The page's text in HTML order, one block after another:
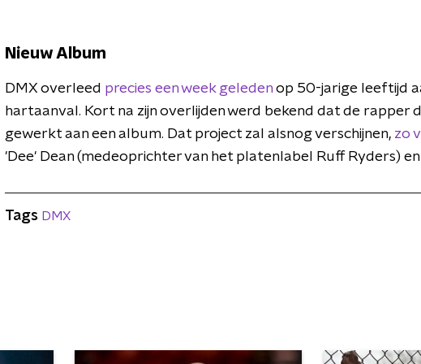
Nieuw Album
DMX overleed precies een week geleden op 50-jarige leeftijd
hartaanval. Kort na zijn overlijden werd bekend dat de rapper
gewerkt aan een album. Dat project zal alsnog verschijnen, zo
'Dee' Dean (medeoprichter van het platenlabel Ruff Ryders)
Tags DMX